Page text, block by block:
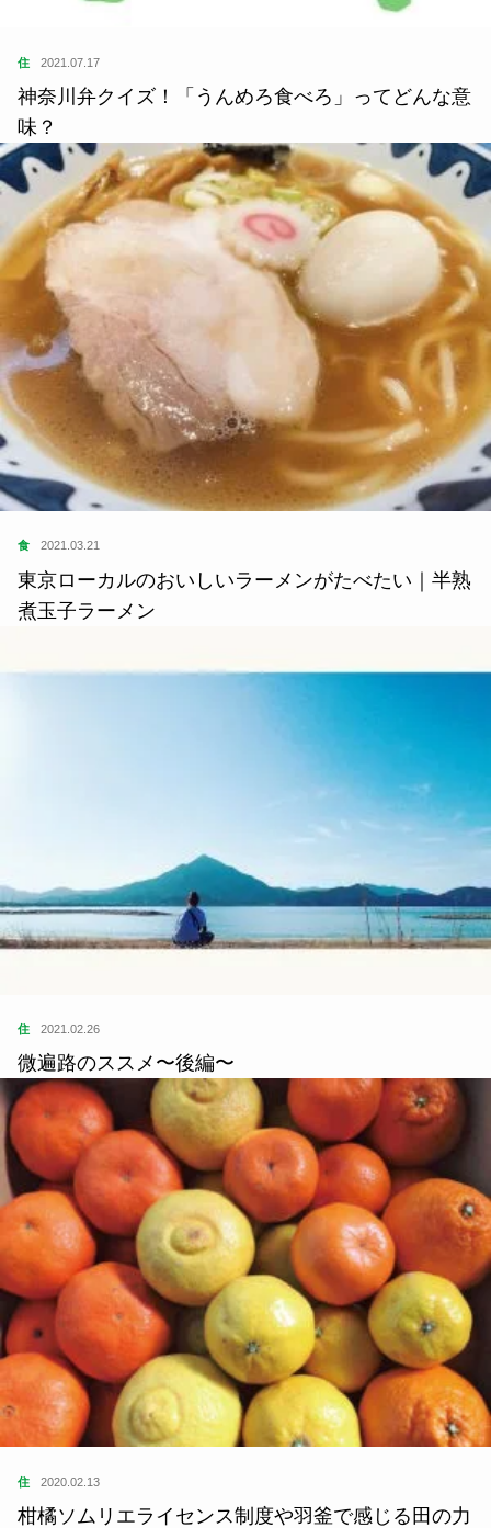
住 2021.07.17
神奈川弁クイズ！「うんめろ食べろ」ってどんな意
味？
食 2021.03.21
東京ローカルのおいしいラーメンがたべたい｜半熟
煮玉子ラーメン
住 2021.02.26
微遍路のススメ〜後編〜
住 2020.02.13
柑橘ソムリエライセンス制度や羽釜で感じる田の力